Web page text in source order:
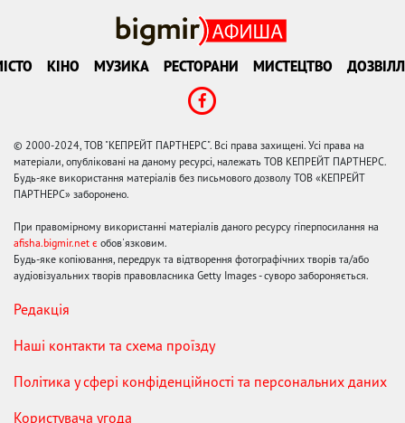
КІНО МУЗИКА РЕСТОРАНИ МИСТЕЦТВО
© 2000-2024, ТОВ "КЕПРЕЙТ ПАРТНЕРС". Всі права захищені. Усі права на
матеріали, опубліковані на даному ресурсі, належать ТОВ КЕПРЕЙТ ПАРТНЕРС.
Будь-яке використання матеріалів без письмового дозволу ТОВ «КЕПРЕЙТ
ПАРТНЕРС» заборонено.
При правомірному використанні матеріалів даного ресурсу гіперпосилання на
afisha.bigmir.net є обов'язковим.
Будь-яке копіювання, передрук та відтворення фотографічних творів та/або
аудіовізуальних творів правовласника Getty Images - суворо забороняється.
Редакція
Наші контакти та схема проїзду
Політика у сфері конфіденційності та персональних даних
Користувача угода